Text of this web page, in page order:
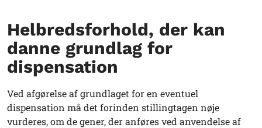
Helbredsforhold, der kan
danne grundlag for
dispensation
Ved afgørelse af grundlaget for en eventuel
dispensation må det forinden stillingtagen nøje
vurderes, om de gener, der anføres ved anvendelse af